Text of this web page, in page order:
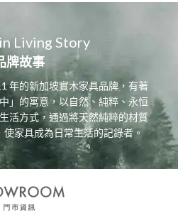
Living Story
牌故事
年的新加坡實木家具品牌，有著
」的寓意，以自然、純粹、永恒
活方式，通過將天然純粹的材質
家具成為日常生活的記錄者。